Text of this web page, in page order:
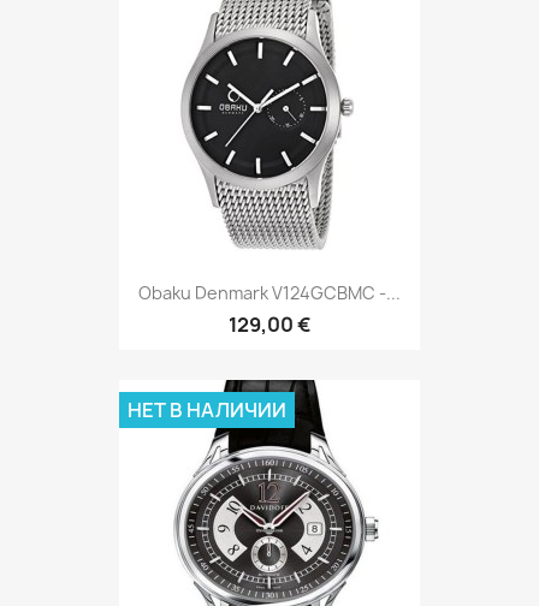
Obaku Denmark V124GCBMC -...
129,00 €
НЕТ В НАЛИЧИИ